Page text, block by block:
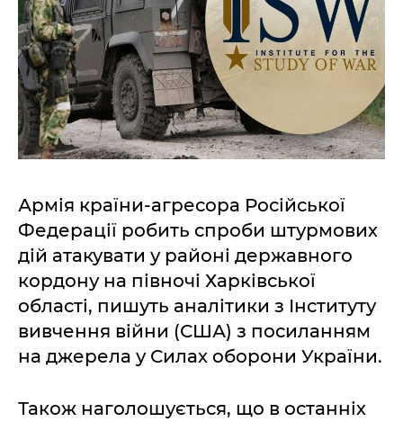
Армія країни-агресора Російської
Федерації робить спроби штурмових
дій атакувати у районі державного
кордону на півночі Харківської
області, пишуть аналітики з Інституту
вивчення війни (США) з посиланням
на джерела у Силах оборони України.
Також наголошується, що в останніх